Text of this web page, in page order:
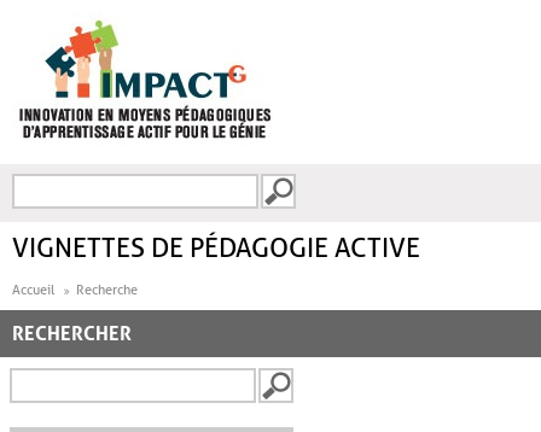
FORMULAIRE DE
VIGNETTES DE PÉDAGOGIE ACTIVE
Accueil Recherche
RECHERCHER